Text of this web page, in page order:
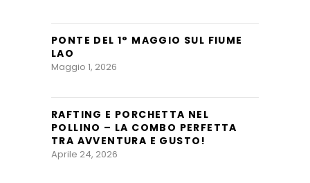
PONTE DEL 1° MAGGIO SUL FIUME
LAO
Maggio 1, 2026
RAFTING E PORCHETTA NEL
POLLINO – LA COMBO PERFETTA
TRA AVVENTURA E GUSTO!
Aprile 24, 2026